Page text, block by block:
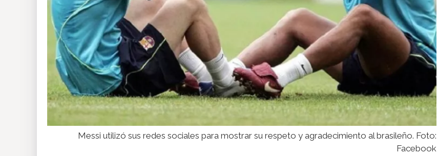
Messi utilizó sus redes sociales para mostrar su respeto y agradecimiento al brasileño. Foto:
Facebook